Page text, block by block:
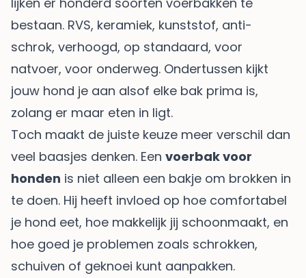
bestaan. RVS, keramiek, kunststof, anti-
schrok, verhoogd, op standaard, voor
natvoer, voor onderweg. Ondertussen kijkt
jouw hond je aan alsof elke bak prima is,
zolang er maar eten in ligt.
Toch maakt de juiste keuze meer verschil dan
veel baasjes denken. Een voerbak voor
honden is niet alleen een bakje om brokken in
te doen. Hij heeft invloed op hoe comfortabel
je hond eet, hoe makkelijk jij schoonmaakt, en
hoe goed je problemen zoals schrokken,
schuiven of geknoei kunt aanpakken.